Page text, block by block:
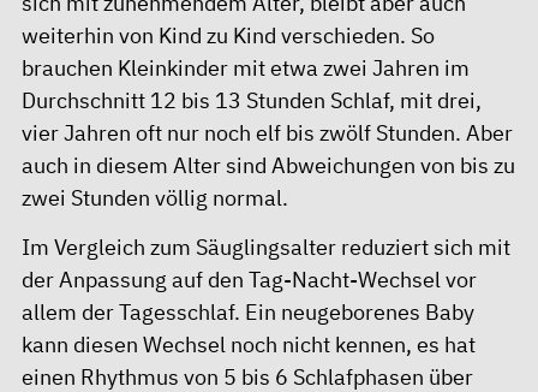
weiterhin von Kind zu Kind verschieden. So
brauchen Kleinkinder mit etwa zwei Jahren im
Durchschnitt 12 bis 13 Stunden Schlaf, mit drei,
vier Jahren oft nur noch elf bis zwölf Stunden. Aber
auch in diesem Alter sind Abweichungen von bis zu
zwei Stunden völlig normal.
Im Vergleich zum Säuglingsalter reduziert sich mit
der Anpassung auf den Tag-Nacht-Wechsel vor
allem der Tagesschlaf. Ein neugeborenes Baby
kann diesen Wechsel noch nicht kennen, es hat
einen Rhythmus von 5 bis 6 Schlafphasen über